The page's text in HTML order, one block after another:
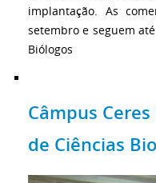
implantação. As
setembro e seguem
Biólogos
Câmpus
de Ciências